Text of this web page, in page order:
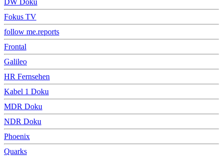
Fokus TV
follow me.reports
Frontal
Galileo
HR Fernsehen
Kabel 1 Doku
MDR Doku
NDR Doku
Phoenix
Quarks